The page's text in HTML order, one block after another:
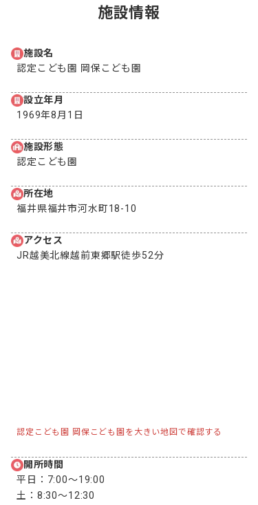
施設情報
施設名
認定こども園 岡保こども園
設立年月
1969年8月1日
施設形態
認定こども園
所在地
福井県福井市河水町18-10
アクセス
JR越美北線越前東郷駅徒歩52分
認定こども園 岡保こども園を大きい地図で確認する
開所時間
平日： 7:00〜19:00
土： 8:30〜12:30